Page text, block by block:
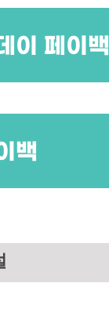
이 페이백
백